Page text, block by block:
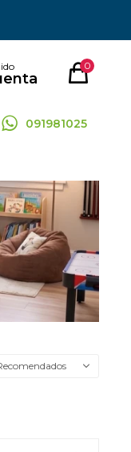
091981025
0